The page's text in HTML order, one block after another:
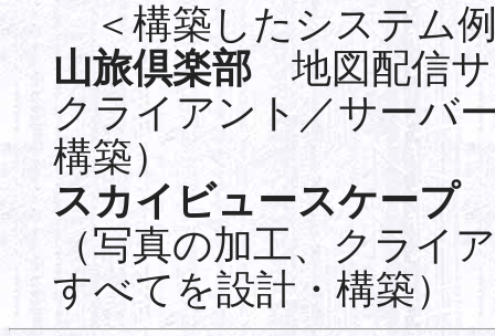
＜構築したシステム
山旅倶楽部 地図配信サ
クライアント／サーバ
構築）
スカイビュースケープ
（写真の加工、クライ
すべてを設計・構築）